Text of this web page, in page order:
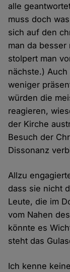
alle
muss doch
sich auf den
man da
stolpert man
nächste.)
weniger
würden die
reagieren,
der Kirche
Besuch der
Dissonanz
Allzu
dass sie nicht
Leute, die im
vom Nahen
könnte es
steht das
Ich kenne